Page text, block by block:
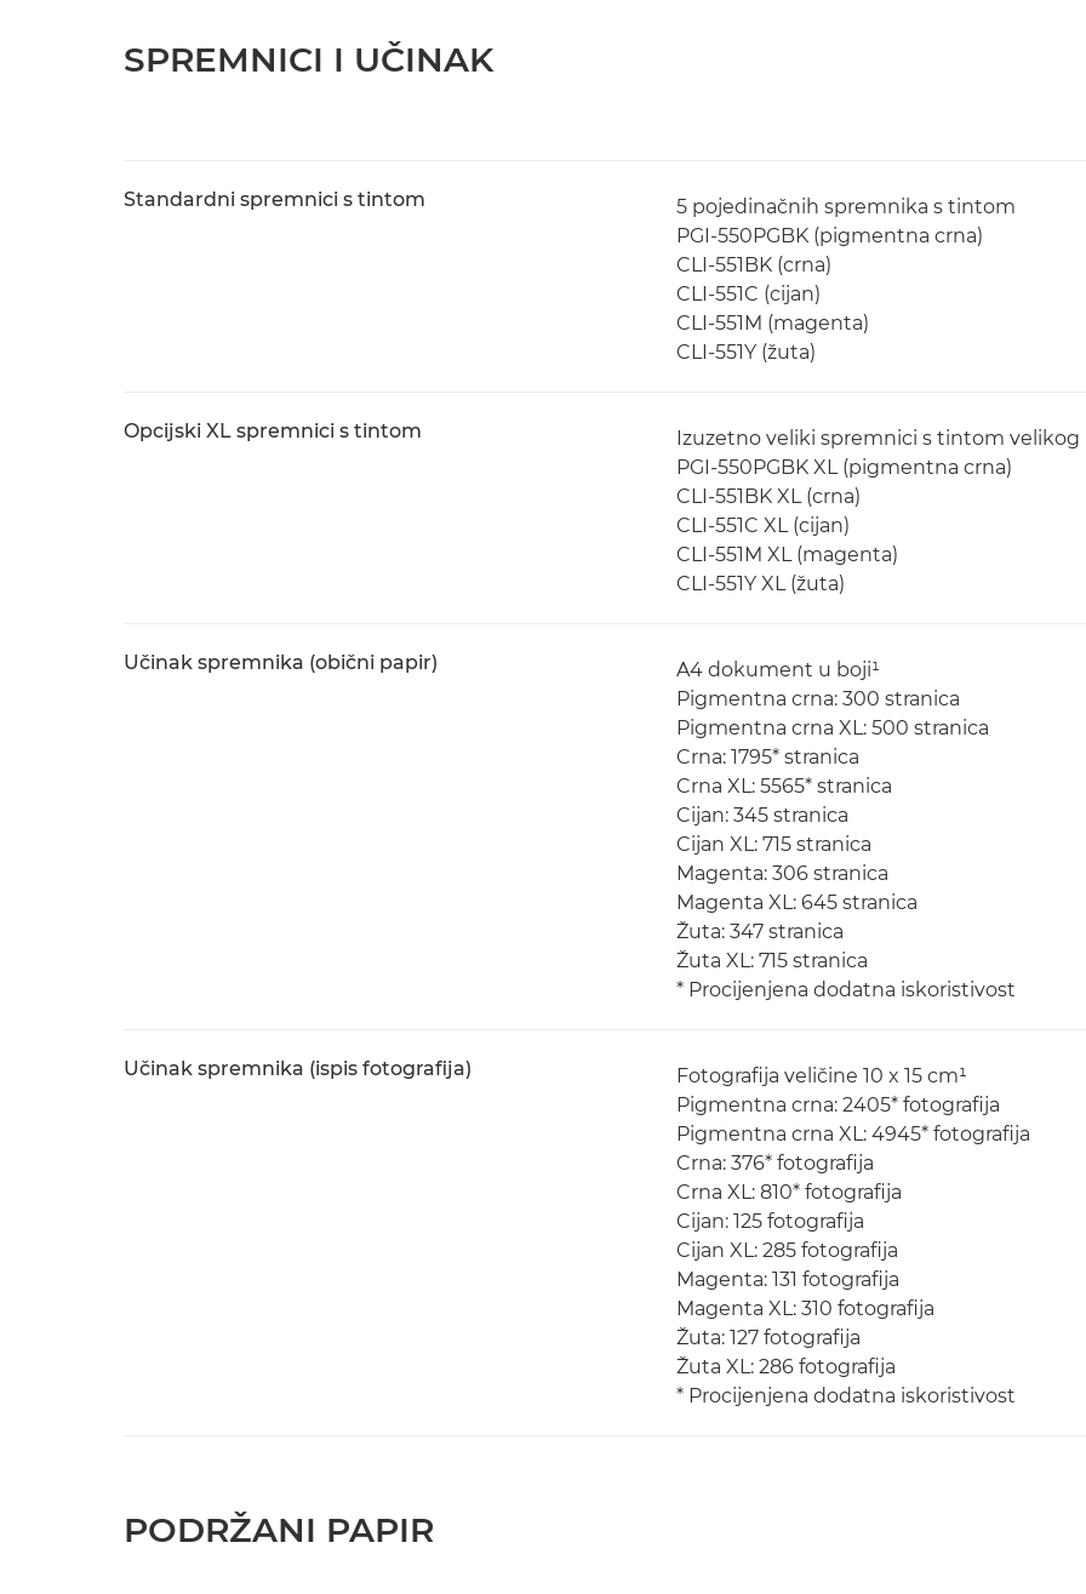
SPREMNICI I UČINAK
Standardni spremnici s tintom
5 pojedinačnih spremnika s tintom
PGI-550PGBK (pigmentna crna)
CLI-551BK (crna)
CLI-551C (cijan)
CLI-551M (magenta)
CLI-551Y (žuta)
Opcijski XL spremnici s tintom
Izuzetno veliki spremnici s tintom velikog
PGI-550PGBK XL (pigmentna crna)
CLI-551BK XL (crna)
CLI-551C XL (cijan)
CLI-551M XL (magenta)
CLI-551Y XL (žuta)
Učinak spremnika (obični papir)
A4 dokument u boji¹
Pigmentna crna: 300 stranica
Pigmentna crna XL: 500 stranica
Crna: 1795* stranica
Crna XL: 5565* stranica
Cijan: 345 stranica
Cijan XL: 715 stranica
Magenta: 306 stranica
Magenta XL: 645 stranica
Žuta: 347 stranica
Žuta XL: 715 stranica
* Procijenjena dodatna iskoristivost
Učinak spremnika (ispis fotografija)
Fotografija veličine 10 x 15 cm¹
Pigmentna crna: 2405* fotografija
Pigmentna crna XL: 4945* fotografija
Crna: 376* fotografija
Crna XL: 810* fotografija
Cijan: 125 fotografija
Cijan XL: 285 fotografija
Magenta: 131 fotografija
Magenta XL: 310 fotografija
Žuta: 127 fotografija
Žuta XL: 286 fotografija
* Procijenjena dodatna iskoristivost
PODRŽANI PAPIR